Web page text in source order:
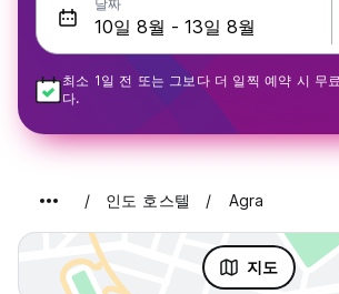
날짜
최소 1일 전 또는 그보다 더 일찍 예약 시 무
다.
인도 호스텔 Agra
지도